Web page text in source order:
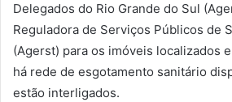
Delegados do Rio Grande do Sul
Reguladora de Serviços Públicos de
(Agerst) para os imóveis localizados
há rede de esgotamento sanitário
estão interligados.